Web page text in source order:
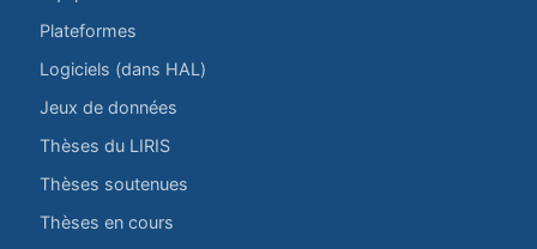
Plateformes
Logiciels (dans HAL)
Jeux de données
Thèses du LIRIS
Thèses soutenues
Thèses en cours